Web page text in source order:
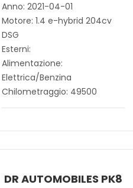
Anno: 2021-04-01
Motore: 1.4 e-hybrid 204cv
DSG
Esterni:
Alimentazione:
Elettrica/Benzina
Chilometraggio: 49500
DR AUTOMOBILES PK8